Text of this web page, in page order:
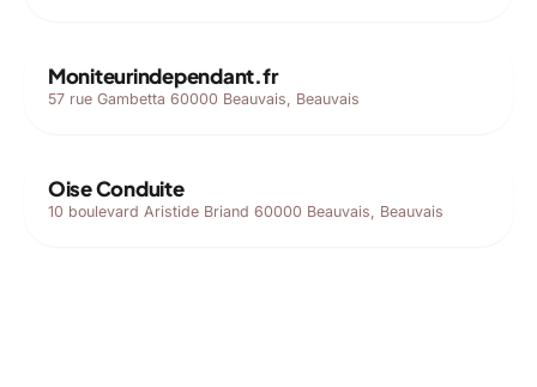
Moniteurindependant.fr
57 rue Gambetta 60000 Beauvais, Beauvais
Oise Conduite
10 boulevard Aristide Briand 60000 Beauvais, Beauvais